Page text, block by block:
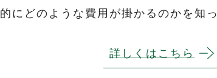
にどのような費用が掛かるのかを知っ
詳しくはこちら